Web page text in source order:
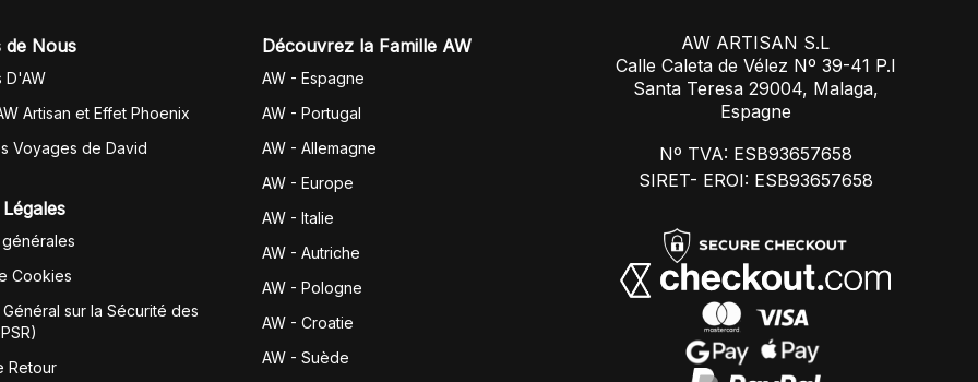
de Nous
D'AW
Artisan et Effet Phoenix
Voyages de David
Cookies
sur la Sécurité des
Retour
Découvrez la Famille AW
AW - Espagne
AW - Portugal
AW - Allemagne
AW - Europe
AW - Italie
AW - Autriche
AW - Pologne
AW - Croatie
AW - Suède
AW ARTISAN S.L
Calle Caleta de Vélez Nº 39-41 P.I
Santa Teresa 29004, Malaga,
Espagne
Nº TVA: ESB93657658
SIRET- EROI: ESB93657658